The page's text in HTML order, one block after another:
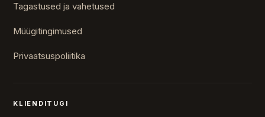
Tagastused ja vahetused
Müügitingimused
Privaatsuspoliitika
KLIENDITUGI